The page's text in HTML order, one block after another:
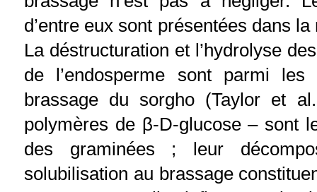
d’entre eux sont présentées dans
La déstructuration et l’hydrolyse
de l’endosperme sont parmi
brassage du sorgho (Taylor et
polymères de β-D-glucose – sont
des graminées ; leur
solubilisation au brassage